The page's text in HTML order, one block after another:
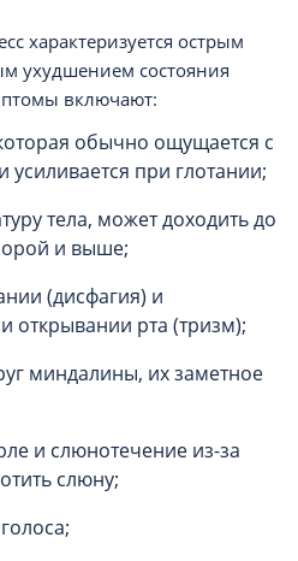
характеризуется острым
ухудшением состояния
включают:
обычно ощущается с
при глотании;
тела, может доходить до
и выше;
(дисфагия) и
открывании рта (тризм);
миндалины, их заметное
и слюнотечение из-за
слюну;